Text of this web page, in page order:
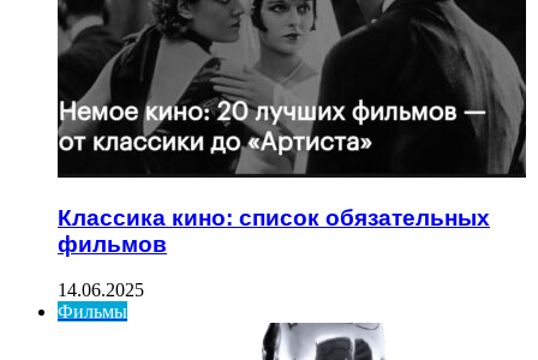
Классика кино: список обязательных
фильмов
14.06.2025
Фильмы